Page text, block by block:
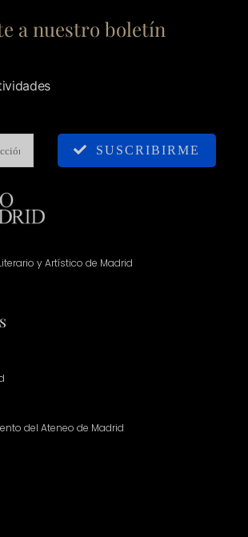
a nuestro boletín
SUSCRIBIRME
y Artístico de Madrid
del Ateneo de Madrid